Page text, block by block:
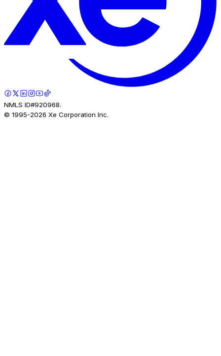
NMLS ID#920968.
© 1995-2026 Xe Corporation Inc.